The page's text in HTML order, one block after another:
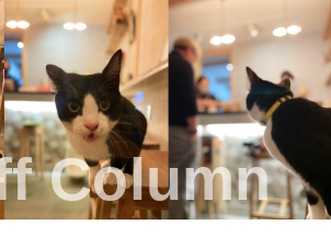
Beer ON YOUR TAP?
Column